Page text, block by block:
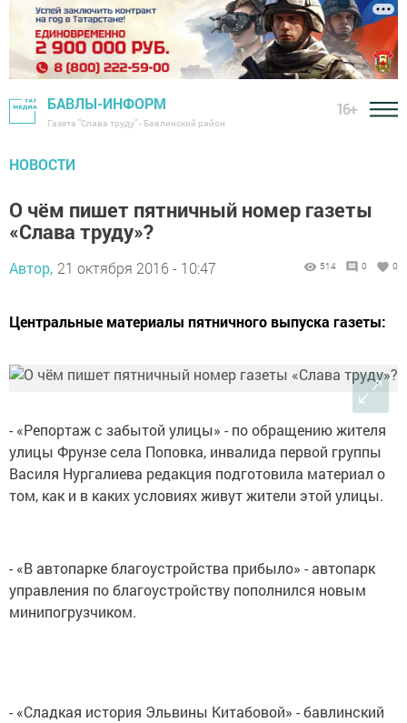
БАВЛЫ-ИНФОРМ
Газета "Слава труду" - Бавлинский район
16+
НОВОСТИ
О чём пишет пятничный номер газеты
«Слава труду»?
Автор, 21 октября 2016 - 10:47 514 0 0
Центральные материалы пятничного выпуска газеты:
- «Репортаж с забытой улицы» - по обращению жителя
улицы Фрунзе села Поповка, инвалида первой группы
Василя Нургалиева редакция подготовила материал о
том, как и в каких условиях живут жители этой улицы.
- «В автопарке благоустройства прибыло» - автопарк
управления по благоустройству пополнился новым
минипогрузчиком.
- «Сладкая история Эльвины Китабовой» - бавлинский